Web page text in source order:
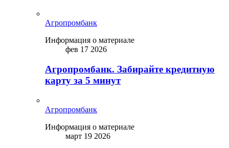
Агропромбанк
Информация о материале
фев 17 2026
Агропромбанк. Забирайте кредитную
карту за 5 минут
Агропромбанк
Информация о материале
март 19 2026